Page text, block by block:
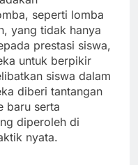
seperti lomba
yang tidak hanya
prestasi siswa,
untuk berpikir
siswa dalam
diberi tantangan
baru serta
diperoleh di
nyata.